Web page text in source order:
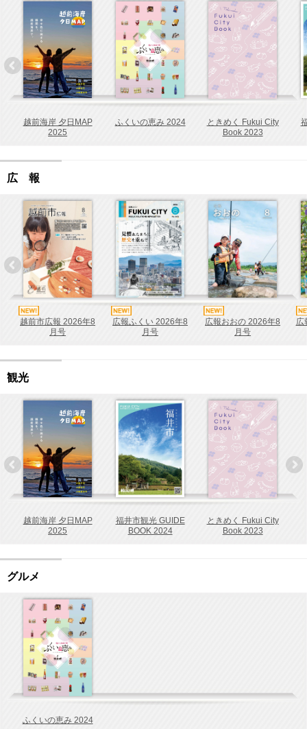
越前海岸 夕日MAP
2025
ふくいの恵み 2024
ときめく Fukui City
Book 2023
広 報
越前市広報 2026年8
月号
広報ふくい 2026年8
月号
広報おおの 2026年8
月号
広
観光
越前海岸 夕日MAP
2025
福井市観光 GUIDE
BOOK 2024
ときめく Fukui City
Book 2023
グルメ
ふくいの恵み 2024